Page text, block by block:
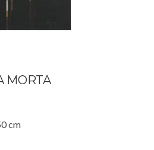
MORTA
cm